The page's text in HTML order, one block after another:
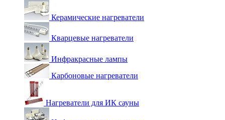
Керамические нагреватели
Кварцевые нагреватели
Инфракрасные лампы
Карбоновые нагреватели
Нагреватели для ИК сауны